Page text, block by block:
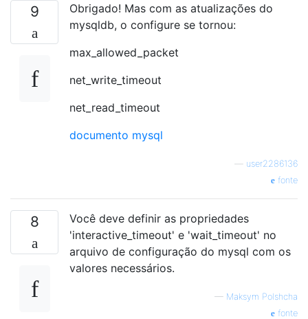
9
Obrigado! Mas com as atualizações do
mysqldb, o configure se tornou:
max_allowed_packet
net_write_timeout
net_read_timeout
documento mysql
user2286136
fonte
8
Você deve definir as propriedades
'interactive_timeout' e 'wait_timeout' no
arquivo de configuração do mysql com os
valores necessários.
— Maksym Polshcha
fonte